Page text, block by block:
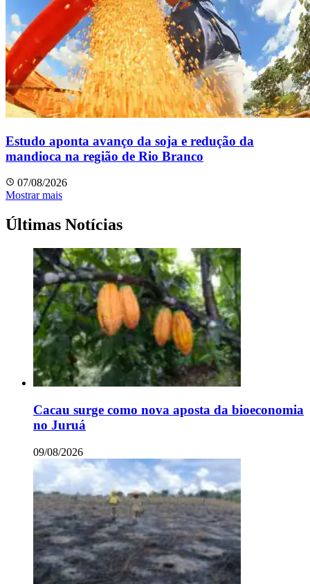
Estudo aponta avanço da soja e redução da
mandioca na região de Rio Branco
07/08/2026
Mostrar mais
Últimas Notícias
Cacau surge como nova aposta da bioeconomia
no Juruá
09/08/2026